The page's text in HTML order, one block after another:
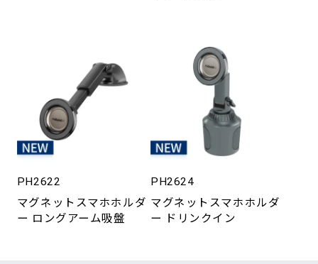
PH2622
マグネットスマホホルダ
ー ロングアーム吸盤
PH2624
マグネットスマホホルダ
ー ドリンクイン